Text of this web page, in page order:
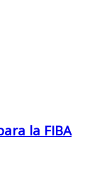
la FIBA